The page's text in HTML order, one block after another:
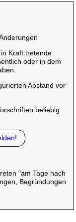
Kraft tretende
oder in dem
Abstand vor
beliebig
"am Tage nach
Begründungen